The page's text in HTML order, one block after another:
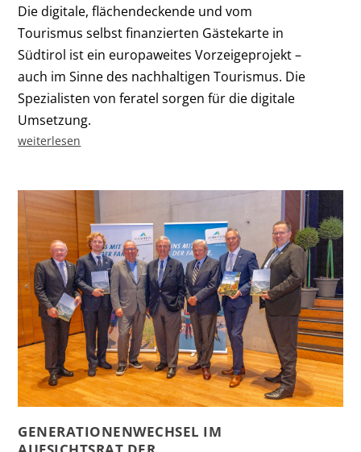
Die digitale, flächendeckende und vom
Tourismus selbst finanzierten Gästekarte in
Südtirol ist ein europaweites Vorzeigeprojekt –
auch im Sinne des nachhaltigen Tourismus. Die
Spezialisten von feratel sorgen für die digitale
Umsetzung.
weiterlesen
GENERATIONENWECHSEL IM